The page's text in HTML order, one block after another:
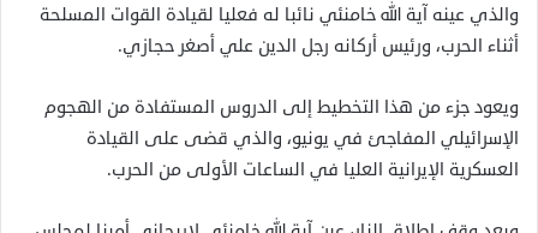
والذي عينه آية الله خامنئي نائبا له فعليا لقيادة القوات المسلحة
أثناء الحرب، ورئيس أركانه رجل الدين علي أصغر حجازي.
ويعود جزء من هذا التخطيط إلى الدروس المستفادة من الهجوم
الإسرائيلي المفاجئ في يونيو، والذي قضى على القيادة
العسكرية الإيرانية العليا في الساعات الأولى من الحرب.